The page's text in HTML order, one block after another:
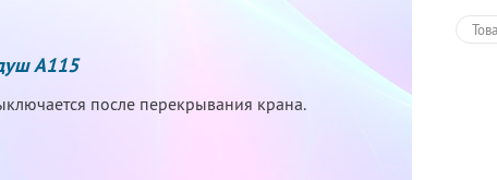
А115
после перекрывания крана.